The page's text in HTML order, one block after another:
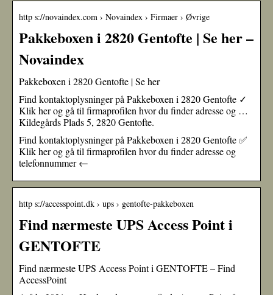
http s://novaindex.com › Novaindex › Firmaer › Øvrige
Pakkeboxen i 2820 Gentofte | Se her –
Novaindex
Pakkeboxen i 2820 Gentofte | Se her
Find kontaktoplysninger på Pakkeboxen i 2820 Gentofte ✓
Klik her og gå til firmaprofilen hvor du finder adresse og …
Kildegårds Plads 5, 2820 Gentofte.
Find kontaktoplysninger på Pakkeboxen i 2820 Gentofte ✅
Klik her og gå til firmaprofilen hvor du finder adresse og
telefonnummer ←
http s://accesspoint.dk › ups › gentofte-pakkeboxen
Find nærmeste UPS Access Point i
GENTOFTE
Find nærmeste UPS Access Point i GENTOFTE – Find
AccessPoint